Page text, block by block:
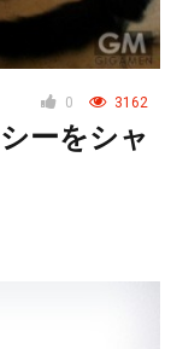
0 3162
ーをシャ